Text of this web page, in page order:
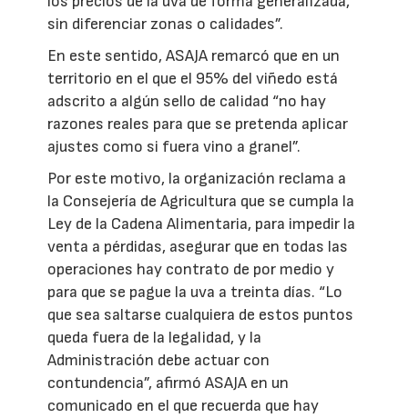
sin diferenciar zonas o calidades”.
En este sentido, ASAJA remarcó que en un
territorio en el que el 95% del viñedo está
adscrito a algún sello de calidad “no hay
razones reales para que se pretenda aplicar
ajustes como si fuera vino a granel”.
Por este motivo, la organización reclama a
la Consejería de Agricultura que se cumpla la
Ley de la Cadena Alimentaria, para impedir la
venta a pérdidas, asegurar que en todas las
operaciones hay contrato de por medio y
para que se pague la uva a treinta días. “Lo
que sea saltarse cualquiera de estos puntos
queda fuera de la legalidad, y la
Administración debe actuar con
contundencia”, afirmó ASAJA en un
comunicado en el que recuerda que hay